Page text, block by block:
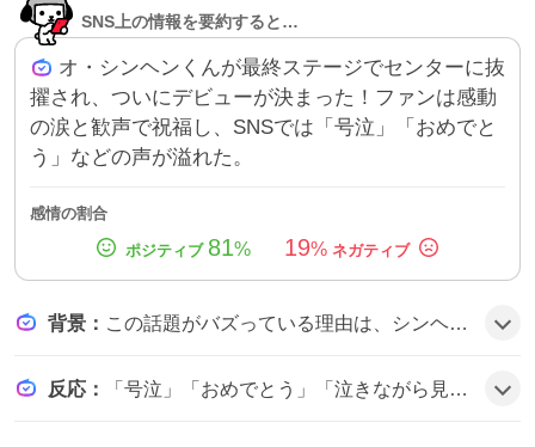
SNS上の情報を要約すると…
オ・シンヘンくんが最終ステージでセンターに抜
擢され、ついにデビューが決まった！ファンは感動
の涙と歓声で祝福し、SNSでは「号泣」「おめでと
う」などの声が溢れた。
感情の割合
81% 19%
背景 ： この話題がバズっている理由は、シンヘンの成長やセンター抜擢が期待されていたこと、感動的なメッセージや涙シーンが多く共有されたことがファンの感情を高めたようだ。
反応 ： 「号泣」「おめでとう」「泣きながら見てる」など、ファンはシンヘンのセンター抜擢に感動し、涙と喜びのコメントを連投する雰囲気だ。